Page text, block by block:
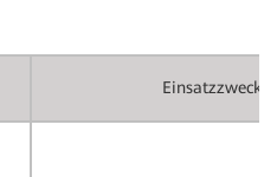
Einsatzzweck